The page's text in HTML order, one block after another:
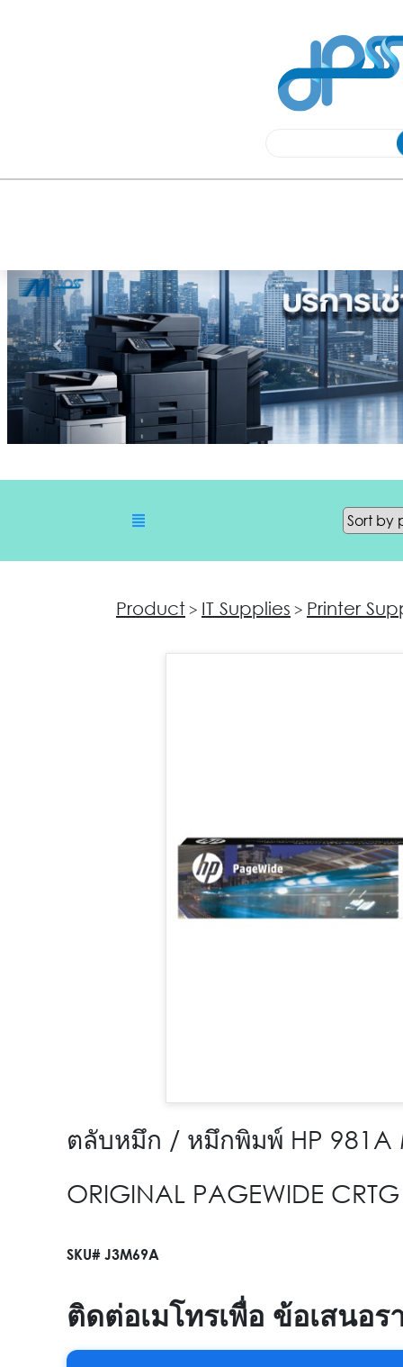
Product > IT Supplies > Printer
ตลับหมึก / หมึกพิมพ์ HP 981A
ORIGINAL PAGEWIDE CRTG
SKU# J3M69A
ติดต่อเมโทรเพื่อ ข้อเสนอร